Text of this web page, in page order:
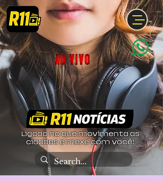
Ligado no que movimenta as
cidades e mexe com você!